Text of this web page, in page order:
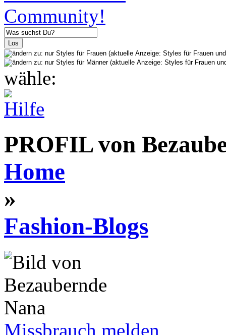
wähle:
PROFIL von
Home
»
Fashion-Blogs
Missbrauch melden